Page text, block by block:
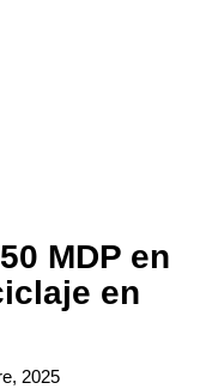
MDP en
en
2025